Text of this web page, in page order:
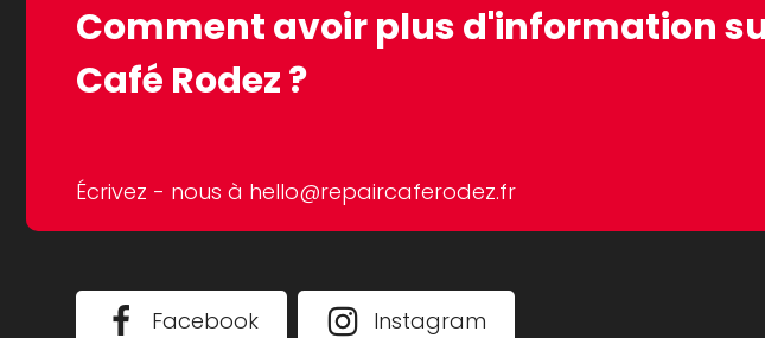
Comment avoir plus d'information
Café Rodez ?
Écrivez - nous à hello@repaircaferodez.fr
Facebook Instagram